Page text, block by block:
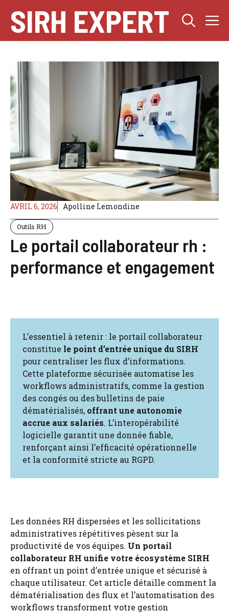
contenu
SIRH EXPERT
AVRIL 6, 2026 Apolline Lemondine
Outils RH
Le portail collaborateur rh :
performance et engagement
L’essentiel à retenir : le portail collaborateur
constitue le point d’entrée unique du SIRH
pour centraliser les flux d’informations.
Cette plateforme sécurisée automatise les
workflows administratifs, comme la gestion
des congés ou des bulletins de paie
dématérialisés, offrant une autonomie
accrue aux salariés. L’interopérabilité
logicielle garantit une donnée fiable,
renforçant ainsi l’efficacité opérationnelle
et la conformité stricte au RGPD.
Les données RH dispersées et les sollicitations
administratives répétitives pèsent sur la
productivité de vos équipes. Un portail
collaborateur RH unifie votre écosystème SIRH
en offrant un point d’entrée unique et sécurisé à
chaque utilisateur. Cet article détaille comment la
dématérialisation des flux et l’automatisation des
workflows transforment votre gestion